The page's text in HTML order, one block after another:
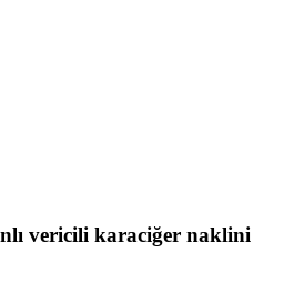
vericili karaciğer naklini